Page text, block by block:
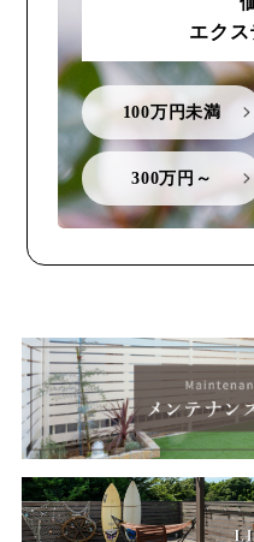
エクス
100万円未満
300万円～